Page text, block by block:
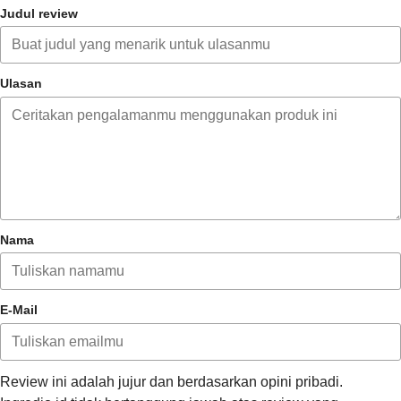
Judul review
Ulasan
Nama
E-Mail
Review ini adalah jujur dan berdasarkan opini pribadi.